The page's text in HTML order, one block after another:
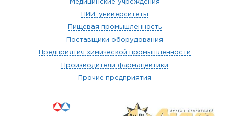
Медицинские учреждения
НИИ, университеты
Пищевая промышленность
Поставщики оборудования
Предприятия химической промышленности
Производители фармацевтики
Прочие предприятия